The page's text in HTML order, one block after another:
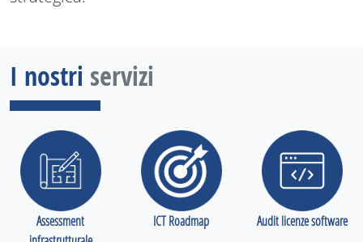
I nostri servizi
Assessment
ICT Roadmap Audit licenze software